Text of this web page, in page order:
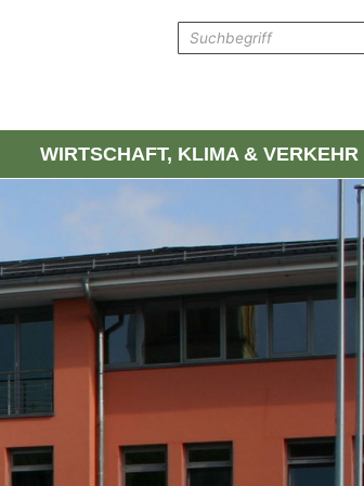
WIRTSCHAFT, KLIMA & VERKEHR